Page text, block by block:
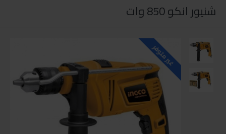
شنيور انكو 850 وات
غير متوفر